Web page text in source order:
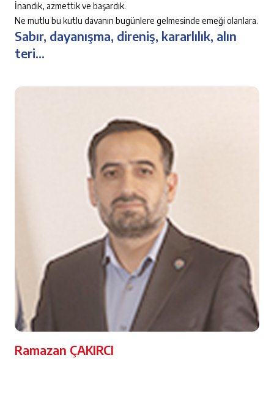
Sabır, dayanışma, direniş, kararlılık, alın
teri...
Ramazan ÇAKIRCI
İnandık, azmettik ve başardık.
Ne mutlu bu kutlu davanın bugünlere gelmesinde emeği olanlara.